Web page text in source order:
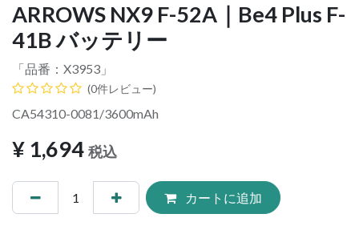
ARROWS NX9 F-52A｜Be4 Plus F-
41B バッテリー
「品番： X3953 」
(0件レビュー)
CA54310-0081/3600mAh
¥ 1,694 税込
カートに追加